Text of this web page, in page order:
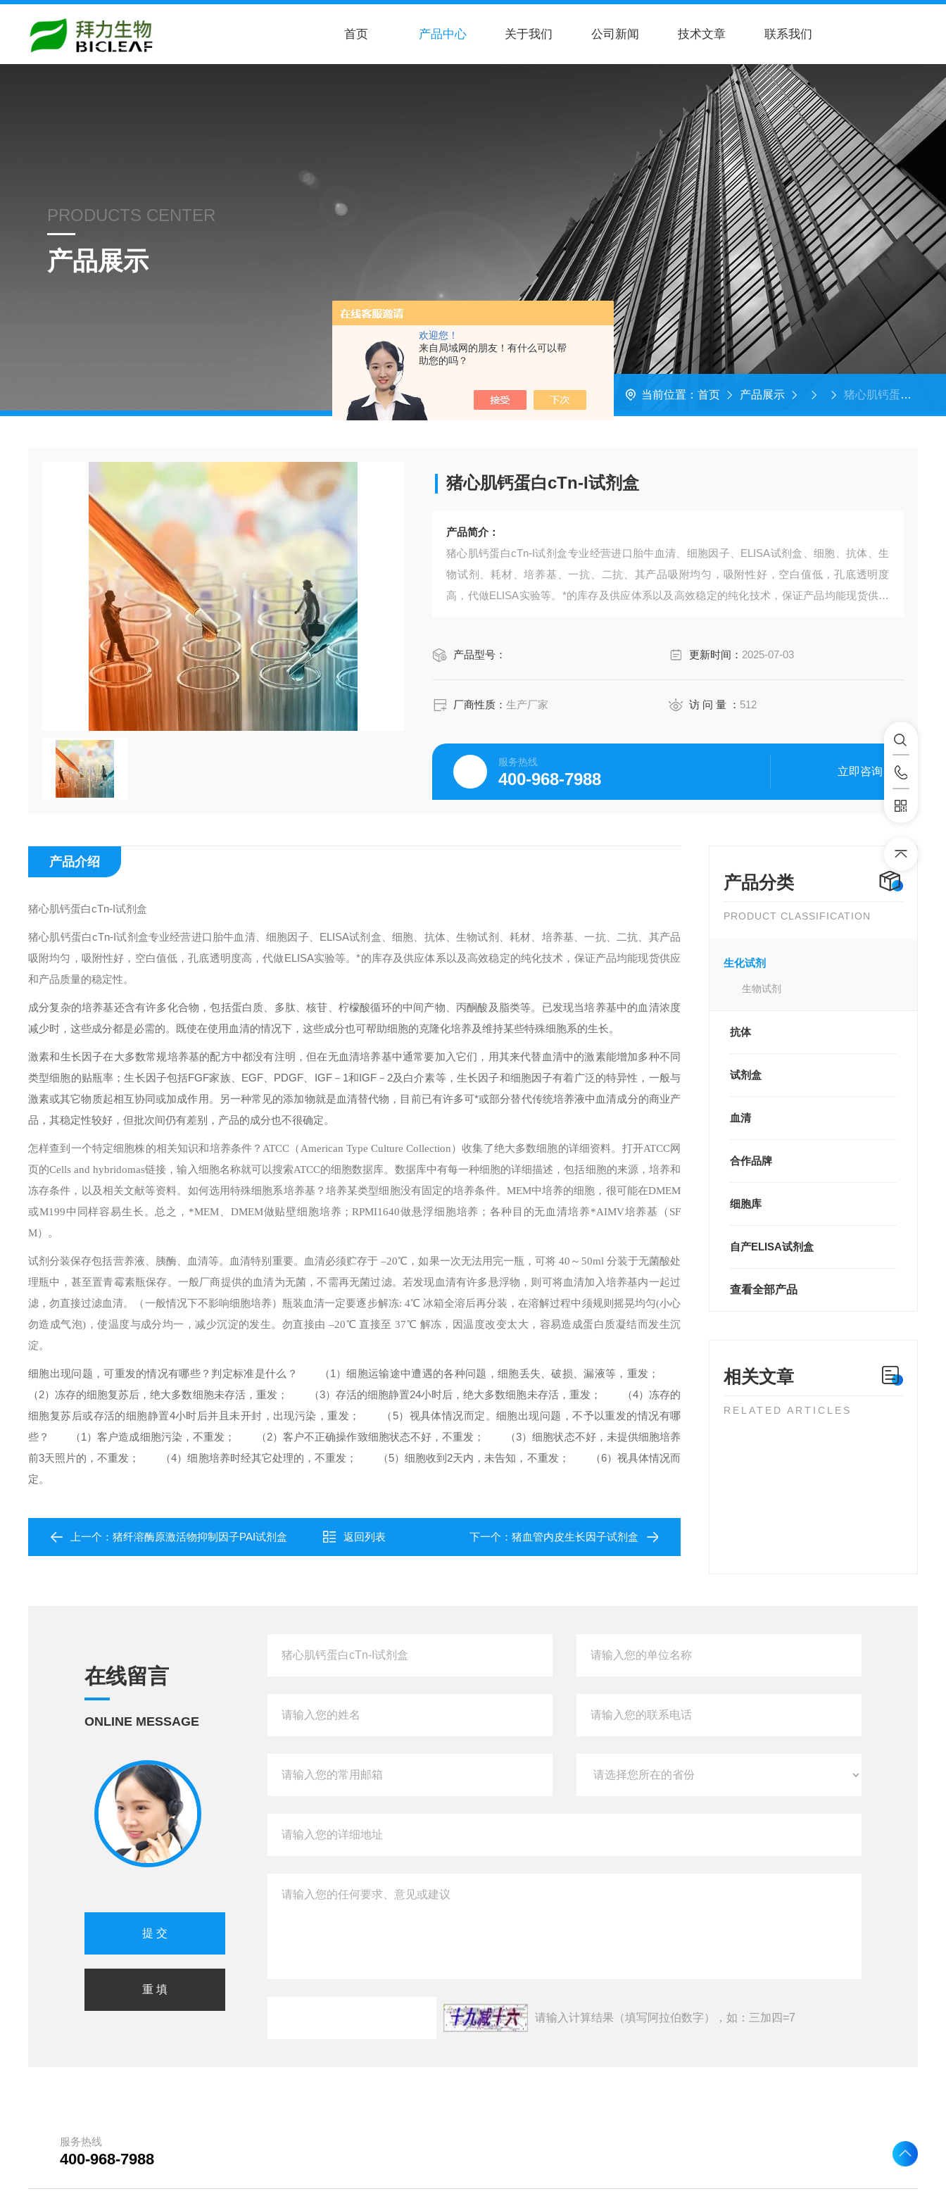
欢迎您！
来自局域网的朋友！有什么可以帮
助您的吗？
首页 产品中心 关于我们 公司新闻 技术文章 联系我们
PRODUCTS CENTER
产品展示
当前位置： 首页 产品展示 猪心肌钙蛋白cTn-I试剂盒​
猪心肌钙蛋白cTn-I试剂盒​
产品简介：
猪心肌钙蛋白cTn-I试剂盒​专业经营进口胎牛血清、细胞因子、ELISA试剂盒、细胞、抗体、生
物试剂、耗材、培养基、一抗、二抗、其产品吸附均匀，吸附性好，空白值低，孔底透明度
高，代做ELISA实验等。*的库存及供应体系以及高效稳定的纯化技术，保证产品均能现货供应
产品型号： 更新时间： 2025-07-03
厂商性质：生产厂家 访 问 量 ： 512
服务热线
400-968-7988 立即咨询
产品分类
PRODUCT CLASSIFICATION
生化试剂
生物试剂
抗体
试剂盒
血清
合作品牌
细胞库
自产ELISA试剂盒
查看全部产品
相关文章
RELATED ARTICLES
产品介绍
猪心肌钙蛋白cTn-I试剂盒
猪心肌钙蛋白cTn-I试剂盒专业经营进口胎牛血清、细胞因子、ELISA试剂盒、细胞、抗体、生物试剂、耗材、培养基、一抗、二抗、其产品
吸附均匀，吸附性好，空白值低，孔底透明度高，代做ELISA实验等。*的库存及供应体系以及高效稳定的纯化技术，保证产品均能现货供应
和产品质量的稳定性。
成分复杂的培养基还含有许多化合物，包括蛋白质、多肽、核苷、柠檬酸循环的中间产物、丙酮酸及脂类等。已发现当培养基中的血清浓度
减少时，这些成分都是必需的。既使在使用血清的情况下，这些成分也可帮助细胞的克隆化培养及维持某些特殊细胞系的生长。
激素和生长因子在大多数常规培养基的配方中都没有注明，但在无血清培养基中通常要加入它们，用其来代替血清中的激素能增加多种不同
类型细胞的贴瓶率；生长因子包括FGF家族、EGF、PDGF、IGF－1和IGF－2及白介素等，生长因子和细胞因子有着广泛的特异性，一般与
激素或其它物质起相互协同或加成作用。另一种常见的添加物就是血清替代物，目前已有许多可*或部分替代传统培养液中血清成分的商业产
品，其稳定性较好，但批次间仍有差别，产品的成分也不很确定。
怎样查到一个特定细胞株的相关知识和培养条件？ ATCC（American Type Culture Collection）收集了绝大多数细胞的详细资料。打开ATCC网
页的Cells and hybridomas链接，输入细胞名称就可以搜索ATCC的细胞数据库。数据库中有每一种细胞的详细描述，包括细胞的来源，培养和
冻存条件，以及相关文献等资料。 如何选用特殊细胞系培养基？ 培养某类型细胞没有固定的培养条件。MEM中培养的细胞，很可能在DMEM
或M199中同样容易生长。总之，*MEM、DMEM做贴壁细胞培养；RPMI1640做悬浮细胞培养；各种目的无血清培养*AIMV培养基（SF
M）。
试剂分装保存包括营养液、胰酶、血清等。
血清特别重要。血清必须贮存于 –20℃，如果一次无法用完一瓶，可将 40～50ml 分装于无菌酸处
理瓶中，甚至置青霉素瓶保存。一般厂商提供的血清为无菌，不需再无菌过滤。若发现血清有许多悬浮物，则可将血清加入培养基内一起过
滤，勿直接过滤血清。（一般情况下不影响细胞培养）瓶装血清一定要逐步解冻: 4℃ 冰箱全溶后再分装，在溶解过程中须规则摇晃均匀(小心
勿造成气泡)，使温度与成分均一，减少沉淀的发生。勿直接由 –20℃ 直接至 37℃ 解冻，因温度改变太大，容易造成蛋白质凝结而发生沉
淀。
细胞出现问题，可重发的情况有哪些？判定标准是什么？
（1）细胞运输途中遭遇的各种问题，细胞丢失、破损、漏液等，重发；
（2）冻存的细胞复苏后，绝大多数细胞未存活，重发；
（3）存活的细胞静置24小时后，绝大多数细胞未存活，重发；
（4）冻存的
细胞复苏后或存活的细胞静置4小时后并且未开封，出现污染，重发；
（5）视具体情况而定。细胞出现问题，不予以重发的情况有哪
些？
（1）客户造成细胞污染，不重发； （2）客户不正确操作致细胞状态不好，不重发；
（3）细胞状态不好，未提供细胞培养
前3天照片的，不重发；
（4）细胞培养时经其它处理的，不重发； （5）细胞收到2天内，未告知，不重发；
（6）视具体情况而
定。
上一个： 猪纤溶酶原激活物抑制因子PAI试剂盒 返回列表 下一个： 猪血管内皮生长因子试剂盒
在线留言
ONLINE MESSAGE
请输入计算结果（填写阿拉伯数字），如：三加四=7
服务热线
400-968-7988